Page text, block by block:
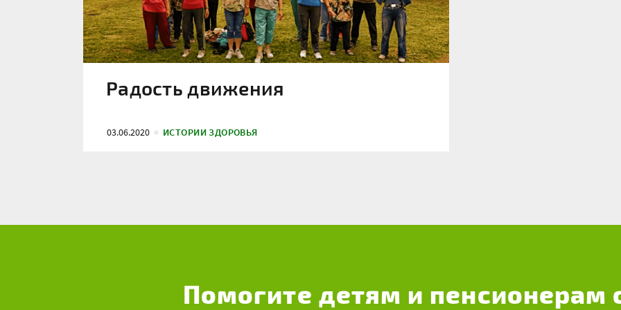
Радость движения
03.06.2020 ИСТОРИИ ЗДОРОВЬЯ
Помогите детям и пенсионерам